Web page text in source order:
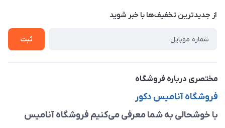
درباره ما
راهنما
از جدید‌ترین تخفیف‌ها با‌ خبر شوید
ثبت
مختصری درباره فروشگاه
فروشگاه آنامیس دکور
با خوشحالی به شما معرفی می‌کنیم فروشگاه آنامیس